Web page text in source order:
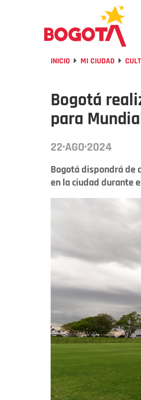
INICIO MI CIUDAD
Bogotá
para
22·AGO·2024
Bogotá dispondrá de
en la ciudad durante